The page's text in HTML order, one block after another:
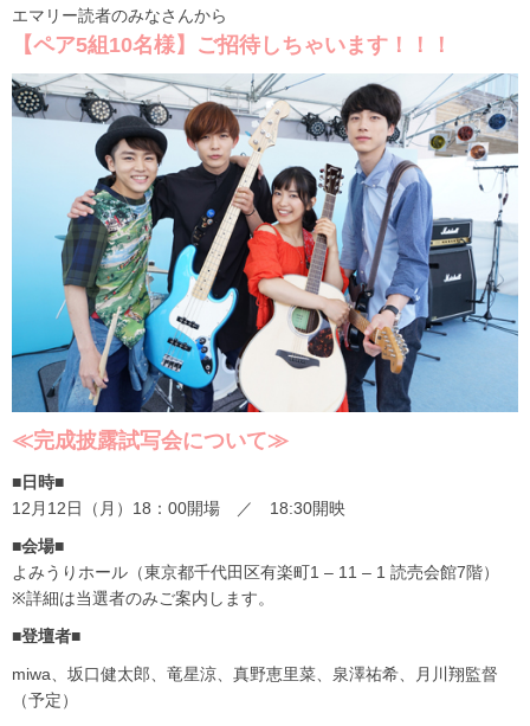
エマリー読者のみなさんから
【ペア5組10名様】ご招待しちゃいます！！！
≪完成披露試写会について≫
■日時■
12月12日（月）18：00開場 ／ 18:30開映
■会場■
よみうりホール（東京都千代田区有楽町1 – 11 – 1 読売会館7階）
※詳細は当選者のみご案内します。
■登壇者■
miwa、坂口健太郎、竜星涼、真野恵里菜、泉澤祐希、月川翔監督
（予定）